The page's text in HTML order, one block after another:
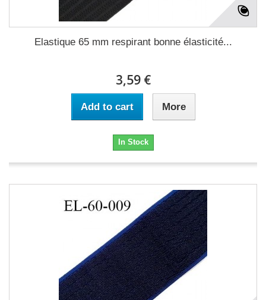
Elastique 65 mm respirant bonne élasticité...
3,59 €
Add to cart More
In Stock